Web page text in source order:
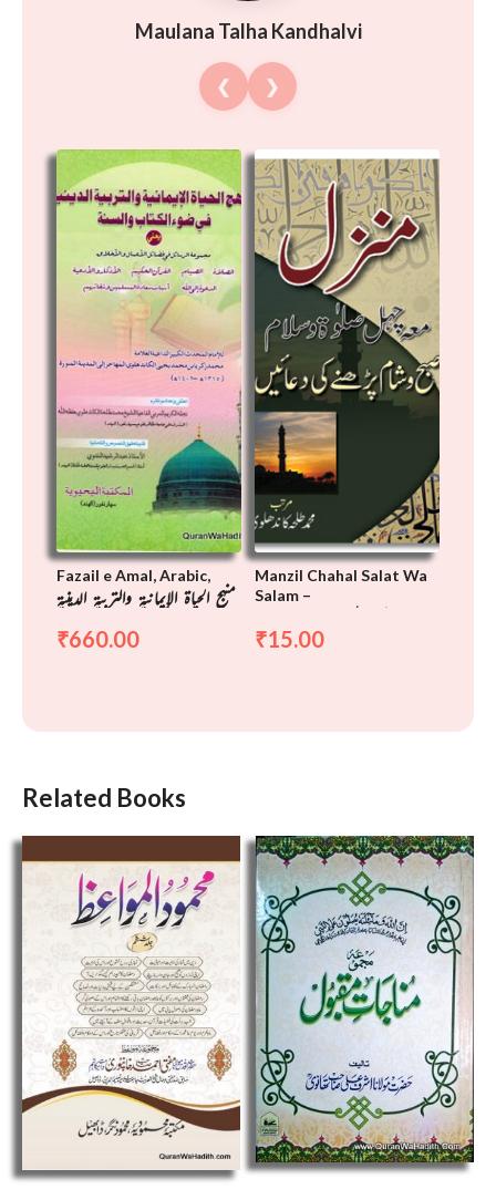
Maulana Talha Kandhalvi
❮ ❯
Fazail e Amal, Arabic,
منهج الحياة الإيمانية والتربية الدينية
في ضوء الكتاب والسنة
₹660.00
Manzil Chahal Salat Wa
Salam –
₹15.00
Related Books